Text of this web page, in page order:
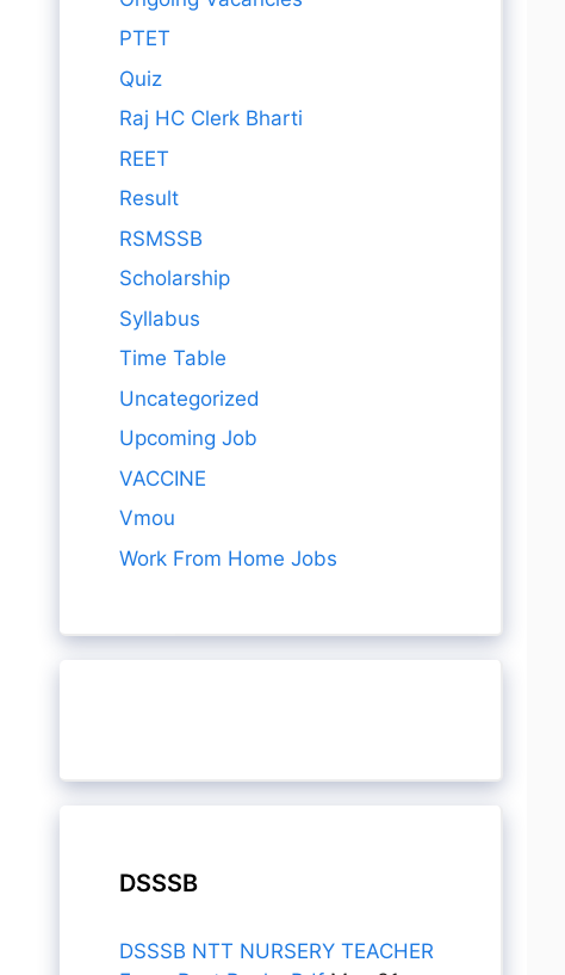
PTET
Quiz
Raj HC Clerk Bharti
REET
Result
RSMSSB
Scholarship
Syllabus
Time Table
Uncategorized
Upcoming Job
VACCINE
Vmou
Work From Home Jobs
DSSSB
DSSSB NTT NURSERY TEACHER